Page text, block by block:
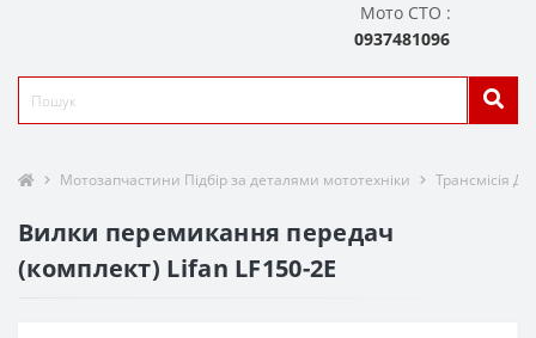
Мото СТО :
0937481096
Мотозапчастини Підбір за деталями мототехніки Трансмісія
Вилки перемикання передач
(комплект) Lifan LF150-2E